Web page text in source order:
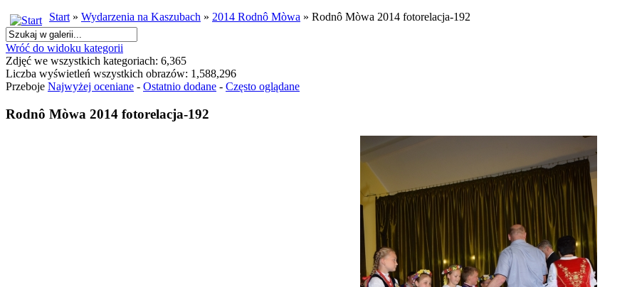
Start» Wydarzenia na Kaszubach » 2014 Rodnô Mòwa » Rodnô Mòwa 2014 fotorelacja-192
Wróć do widoku kategorii
Zdjęć we wszystkich kategoriach: 6,365
Liczba wyświetleń wszystkich obrazów: 1,588,296
Przeboje Najwyżej oceniane - Ostatnio dodane - Często oglądane
Rodnô Mòwa 2014 fotorelacja-192